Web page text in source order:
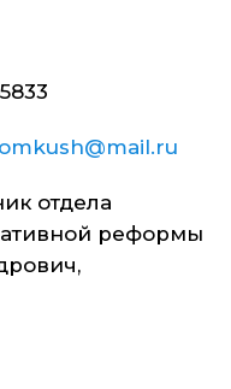
отдела
реформы